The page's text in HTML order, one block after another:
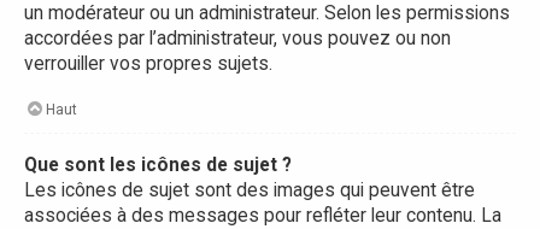
un modérateur ou un administrateur. Selon les permissions
accordées par l’administrateur, vous pouvez ou non
verrouiller vos propres sujets.
Haut
Que sont les icônes de sujet ?
Les icônes de sujet sont des images qui peuvent être
associées à des messages pour refléter leur contenu. La